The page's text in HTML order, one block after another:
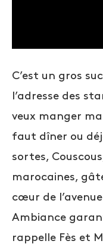
C’est un gros
l’adresse des
veux manger
faut dîner ou
sortes,
marocaines,
cœur de
Ambiance
rappelle Fès et